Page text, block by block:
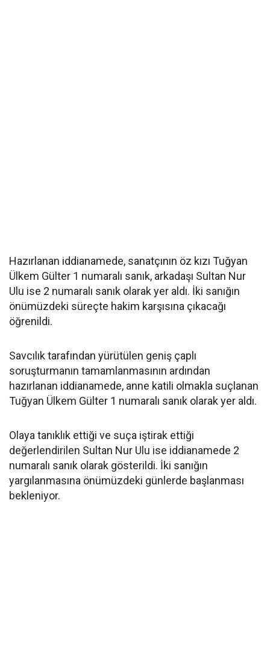
Hazırlanan iddianamede, sanatçının öz kızı Tuğyan
Ülkem Gülter 1 numaralı sanık, arkadaşı Sultan Nur
Ulu ise 2 numaralı sanık olarak yer aldı. İki sanığın
önümüzdeki süreçte hakim karşısına çıkacağı
öğrenildi.
Savcılık tarafından yürütülen geniş çaplı
soruşturmanın tamamlanmasının ardından
hazırlanan iddianamede, anne katili olmakla suçlanan
Tuğyan Ülkem Gülter 1 numaralı sanık olarak yer aldı.
Olaya tanıklık ettiği ve suça iştirak ettiği
değerlendirilen Sultan Nur Ulu ise iddianamede 2
numaralı sanık olarak gösterildi. İki sanığın
yargılanmasına önümüzdeki günlerde başlanması
bekleniyor.